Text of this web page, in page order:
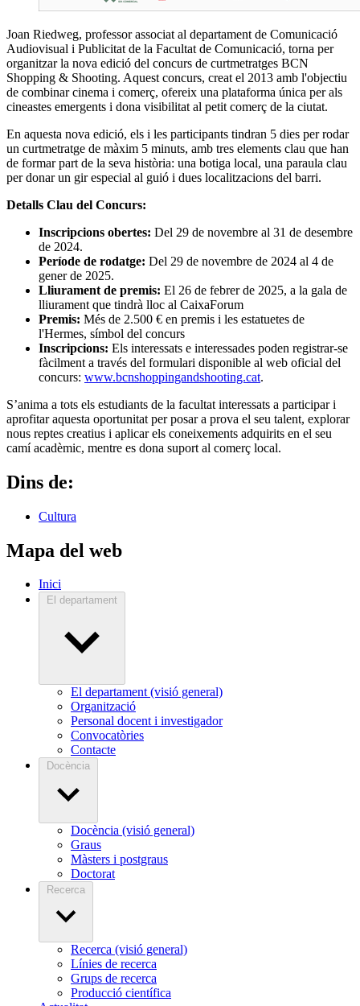
Joan Riedweg, professor associat al departament de Comunicació
Audiovisual i Publicitat de la Facultat de Comunicació, torna per
organitzar la nova edició del concurs de curtmetratges BCN
Shopping & Shooting. Aquest concurs, creat el 2013 amb l'objectiu
de combinar cinema i comerç, ofereix una plataforma única per als
cineastes emergents i dona visibilitat al petit comerç de la ciutat.
En aquesta nova edició, els i les participants tindran 5 dies per rodar
un curtmetratge de màxim 5 minuts, amb tres elements clau que han
de formar part de la seva història: una botiga local, una paraula clau
per donar un gir especial al guió i dues localitzacions del barri.
Detalls Clau del Concurs:
Inscripcions obertes: Del 29 de novembre al 31 de desembre
de 2024.
Període de rodatge: Del 29 de novembre de 2024 al 4 de
gener de 2025.
Lliurament de premis: El 26 de febrer de 2025, a la gala de
lliurament que tindrà lloc al CaixaForum
Premis: Més de 2.500 € en premis i les estatuetes de
l'Hermes, símbol del concurs
Inscripcions: Els interessats e interessades poden registrar-se
fàcilment a través del formulari disponible al web oficial del
concurs: www.bcnshoppingandshooting.cat.
S’anima a tots els estudiants de la facultat interessats a participar i
aprofitar aquesta oportunitat per posar a prova el seu talent, explorar
nous reptes creatius i aplicar els coneixements adquirits en el seu
camí acadèmic, mentre es dona suport al comerç local.
Dins de:
Cultura
Mapa del web
Inici
El departament
El departament (visió general)
Organització
Personal docent i investigador
Convocatòries
Contacte
Docència
Docència (visió general)
Graus
Màsters i postgraus
Doctorat
Recerca
Recerca (visió general)
Línies de recerca
Grups de recerca
Producció científica